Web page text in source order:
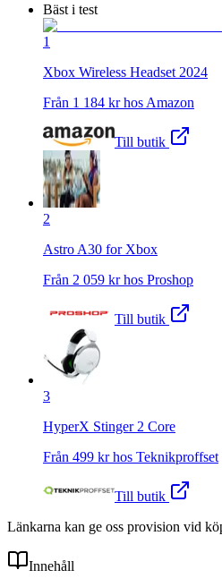
Bäst i test
1
Xbox Wireless Headset 2024
Från 1 184 kr hos Amazon
Till butik
2
Astro A30 for Xbox
Från 2 059 kr hos Proshop
Till butik
3
HyperX Stinger 2 Core
Från 499 kr hos Teknikproffset
Till butik
Länkarna kan ge oss provision vid
Innehåll